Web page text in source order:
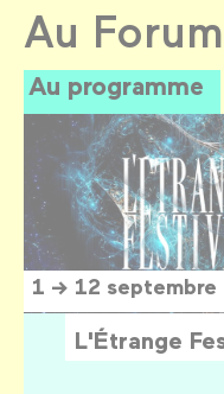
Au
Au programme
1 → 12 septembre
L'Étrange